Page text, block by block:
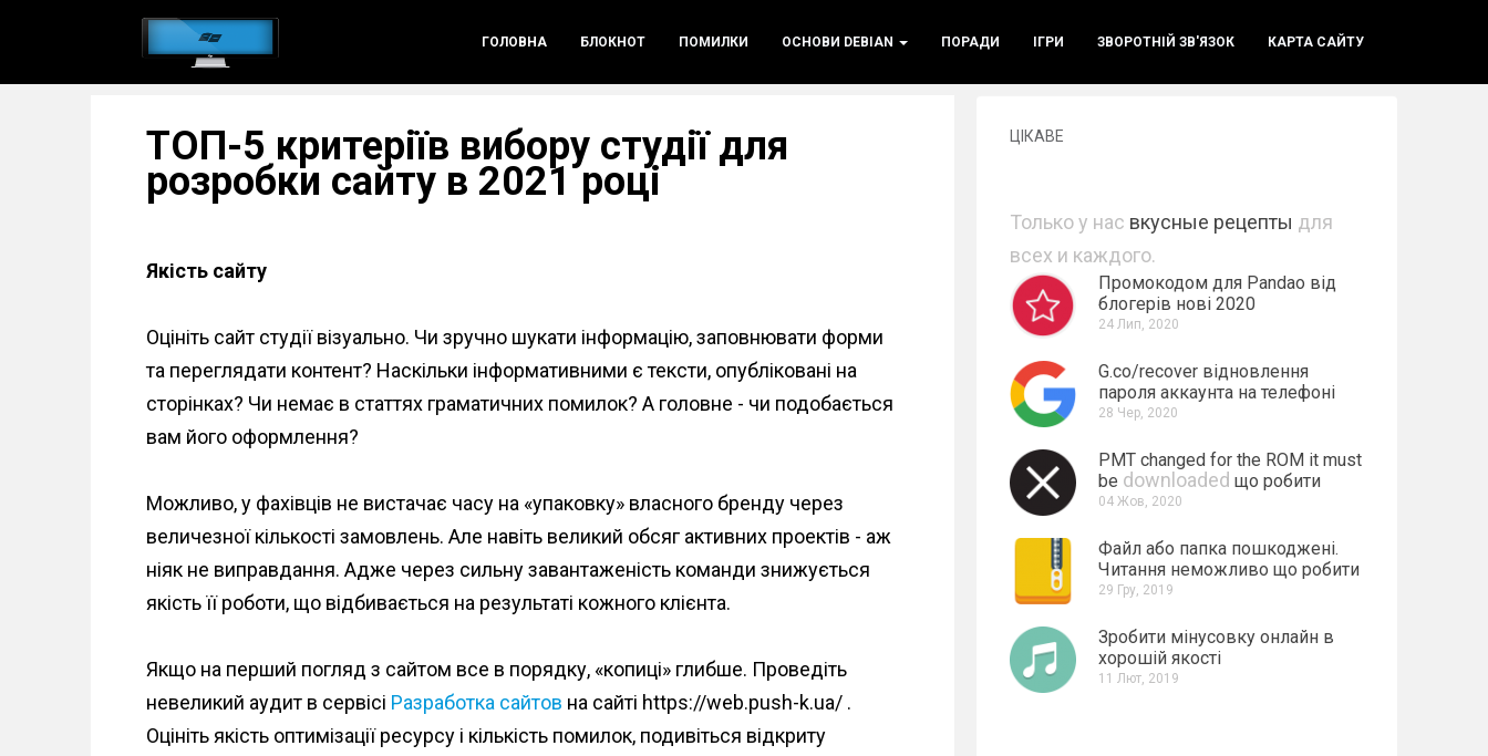
i
ГОЛОВНА БЛОКНОТ ПОМИЛКИ ОСНОВИ DEBIAN ПОРАДИ ІГРИ ЗВОРОТНІЙ ЗВ'ЯЗОК КАРТА САЙТУ
ТОП-5 критеріїв вибору студії для
розробки сайту в 2021 році
Якість сайту
Оцініть сайт студії візуально. Чи зручно шукати інформацію, заповнювати форми
та переглядати контент? Наскільки інформативними є тексти, опубліковані на
сторінках? Чи немає в статтях граматичних помилок? А головне - чи подобається
вам його оформлення?
Можливо, у фахівців не вистачає часу на «упаковку» власного бренду через
величезної кількості замовлень. Але навіть великий обсяг активних проектів - аж
ніяк не виправдання. Адже через сильну завантаженість команди знижується
якість її роботи, що відбивається на результаті кожного клієнта.
Якщо на перший погляд з сайтом все в порядку, «копиці» глибше. Проведіть
невеликий аудит в сервісі Разработка сайтов на сайті https://web.push-k.ua/ .
Оцініть якість оптимізації ресурсу і кількість помилок, подивіться відкриту
ЦІКАВЕ
Только у нас вкусные рецепты для
всех и каждого.
Промокодом для Pandao від
блогерів нові 2020
24 Лип, 2020
G.co/recover відновлення
пароля аккаунта на телефоні
28 Чер, 2020
PMT changed for the ROM it must
be downloaded що робити
04 Жов, 2020
Файл або папка пошкоджені.
Читання неможливо що робити
29 Гру, 2019
Зробити мінусовку онлайн в
хорошій якості
11 Лют, 2019